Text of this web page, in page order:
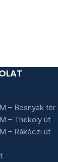
– Bosnyák tér
– Thököly út
– Rákóczi út